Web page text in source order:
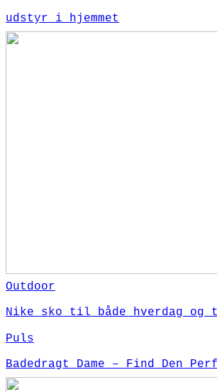
udstyr i hjemmet
Outdoor
Nike sko til både hverdag og
Puls
Badedragt Dame – Find Den